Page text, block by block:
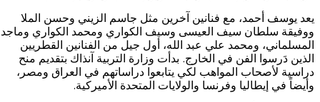
يعد يوسف أحمد، مع فنانين آخرين مثل جاسم الزيني وحسن الملا
ووفيقة سلطان سيف العيسى وسيف الكواري ومحمد الكواري وماجد
المسلماني، ومحمد علي عبد الله، أول جيل من الفنانين القطريين
الذين دَرسوا الفن في الخارج. بدأت وزارة التربية آنذاك بتقديم منح
دراسية لأصحاب المواهب لكي يتابعوا دراساتهم في العراق ومصر،
وأيضاً في إيطاليا وفرنسا والولايات المتحدة الأميركية.